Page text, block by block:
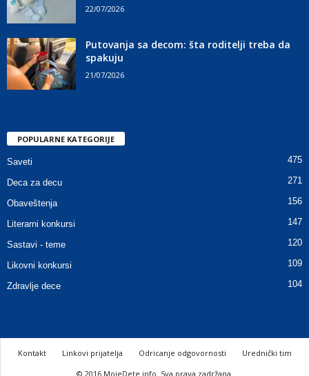
22/07/2026
Putovanja sa decom: šta roditelji treba da
spakuju
21/07/2026
POPULARNE KATEGORIJE
Saveti 475
Deca za decu 271
Obaveštenja 156
Literarni konkursi 147
Sastavi - teme 120
Likovni konkursi 109
Zdravlje dece 104
Kontakt Linkovi prijatelja Odricanje odgovornosti
Urednički tim
© 2016 MojeDete.info. Sva prava zadržana.